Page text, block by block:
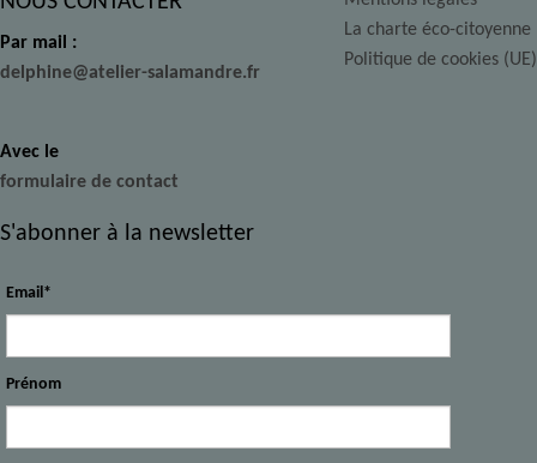
Par mail :
delphine@atelier-salamandre.fr
Avec le
formulaire de contact
La charte éco-citoyenne
Politique de cookies (UE)
S'abonner à la newsletter
Email*
Prénom